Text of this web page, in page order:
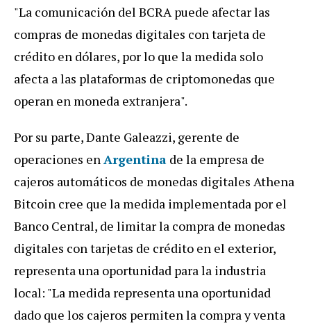
"La comunicación del BCRA puede afectar las
compras de monedas digitales con tarjeta de
crédito en dólares, por lo que la medida solo
afecta a las plataformas de criptomonedas que
operan en moneda extranjera".
Por su parte, Dante Galeazzi, gerente de
operaciones enArgentina de la empresa de
cajeros automáticos de monedas digitales Athena
Bitcoin cree que la medida implementada por el
Banco Central, de limitar la compra de monedas
digitales con tarjetas de crédito en el exterior,
representa una oportunidad para la industria
local: "La medida representa una oportunidad
dado que los cajeros permiten la compra y venta